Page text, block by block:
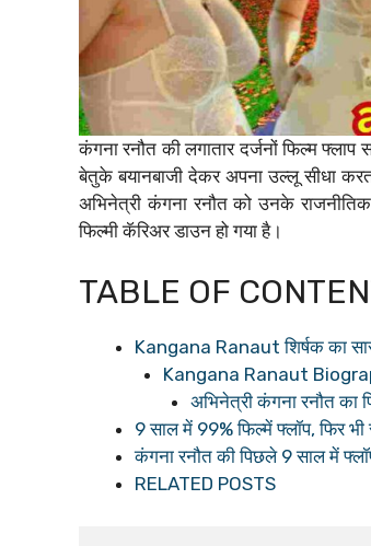
कंगना रनौत की लगातार दर्जनों फिल्म फ्लाप
बेतुके बयानबाजी देकर अपना उल्लू सीधा
अभिनेत्री कंगना रनौत को उनके राजनीतिक
फिल्मी कॅरिअर डाउन हो गया है।
TABLE OF
Kangana Ranaut शिर्षक का
Kangana Ranaut
अभिनेत्री कंगना रनौत का
9 साल में 99% फिल्में फ्लॉप, फिर
कंगना रनौत की पिछले 9 साल में
RELATED POSTS